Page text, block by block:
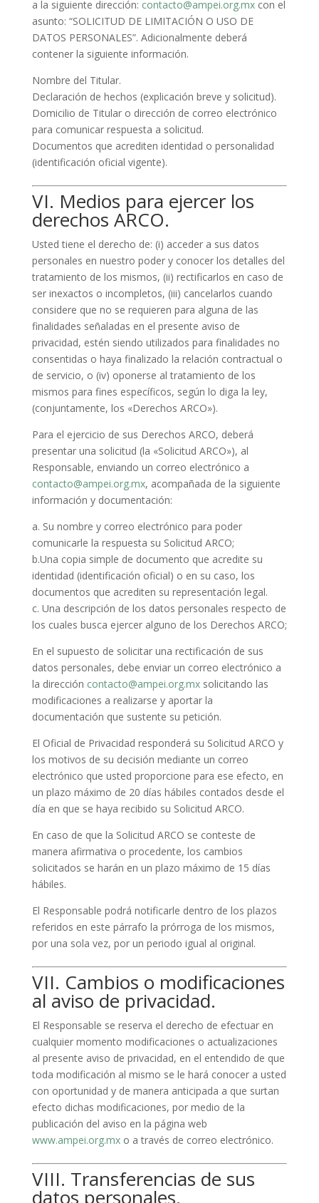
a la siguiente dirección: contacto@ampei.org.mxcon el
asunto: “SOLICITUD DE LIMITACIÓN O USO DE
DATOS PERSONALES”. Adicionalmente deberá
contener la siguiente información.
Nombre del Titular.
Declaración de hechos (explicación breve y solicitud).
Domicilio de Titular o dirección de correo electrónico
para comunicar respuesta a solicitud.
Documentos que acrediten identidad o personalidad
(identificación oficial vigente).
VI. Medios para ejercer los
derechos ARCO.
Usted tiene el derecho de: (i) acceder a sus datos
personales en nuestro poder y conocer los detalles del
tratamiento de los mismos, (ii) rectificarlos en caso de
ser inexactos o incompletos, (iii) cancelarlos cuando
considere que no se requieren para alguna de las
finalidades señaladas en el presente aviso de
privacidad, estén siendo utilizados para finalidades no
consentidas o haya finalizado la relación contractual o
de servicio, o (iv) oponerse al tratamiento de los
mismos para fines específicos, según lo diga la ley,
(conjuntamente, los «Derechos ARCO»).
Para el ejercicio de sus Derechos ARCO, deberá
presentar una solicitud (la «Solicitud ARCO»), al
Responsable, enviando un correo electrónico a
contacto@ampei.org.mx, acompañada de la siguiente
información y documentación:
a. Su nombre y correo electrónico para poder
comunicarle la respuesta su Solicitud ARCO;
b.Una copia simple de documento que acredite su
identidad (identificación oficial) o en su caso, los
documentos que acrediten su representación legal.
c. Una descripción de los datos personales respecto de
los cuales busca ejercer alguno de los Derechos ARCO;
En el supuesto de solicitar una rectificación de sus
datos personales, debe enviar un correo electrónico a
la dirección contacto@ampei.org.mxsolicitando las
modificaciones a realizarse y aportar la
documentación que sustente su petición.
El Oficial de Privacidad responderá su Solicitud ARCO y
los motivos de su decisión mediante un correo
electrónico que usted proporcione para ese efecto, en
un plazo máximo de 20 días hábiles contados desde el
día en que se haya recibido su Solicitud ARCO.
En caso de que la Solicitud ARCO se conteste de
manera afirmativa o procedente, los cambios
solicitados se harán en un plazo máximo de 15 días
hábiles.
El Responsable podrá notificarle dentro de los plazos
referidos en este párrafo la prórroga de los mismos,
por una sola vez, por un periodo igual al original.
VII. Cambios o modificaciones
al aviso de privacidad.
El Responsable se reserva el derecho de efectuar en
cualquier momento modificaciones o actualizaciones
al presente aviso de privacidad, en el entendido de que
toda modificación al mismo se le hará conocer a usted
con oportunidad y de manera anticipada a que surtan
efecto dichas modificaciones, por medio de la
publicación del aviso en la página web
www.ampei.org.mxo a través de correo electrónico.
VIII. Transferencias de sus
datos personales.